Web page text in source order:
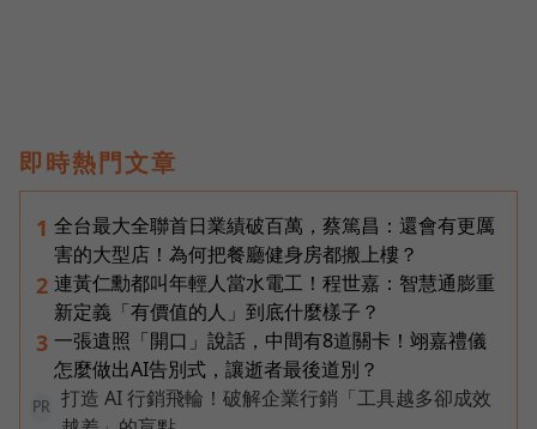
即時熱門文章
1 全台最大全聯首日業績破百萬，蔡篤昌：還會有更厲
害的大型店！為何把餐廳健身房都搬上樓？
2 連黃仁勳都叫年輕人當水電工！程世嘉：智慧通膨重
新定義「有價值的人」到底什麼樣子？
3 一張遺照「開口」說話，中間有8道關卡！翊嘉禮儀
怎麼做出AI告別式，讓逝者最後道別？
PR
打造 AI 行銷飛輪！破解企業行銷「工具越多卻成效